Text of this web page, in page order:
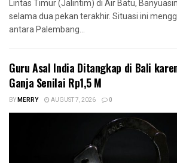
Lintas Timur (Jalintim) di Air Batu,
selama dua pekan terakhir. Situasi ini
antara Palembang...
Guru Asal India Ditangkap di Bali
Ganja Senilai Rp1,5 M
BYMERRY AUGUST 7, 2026 0